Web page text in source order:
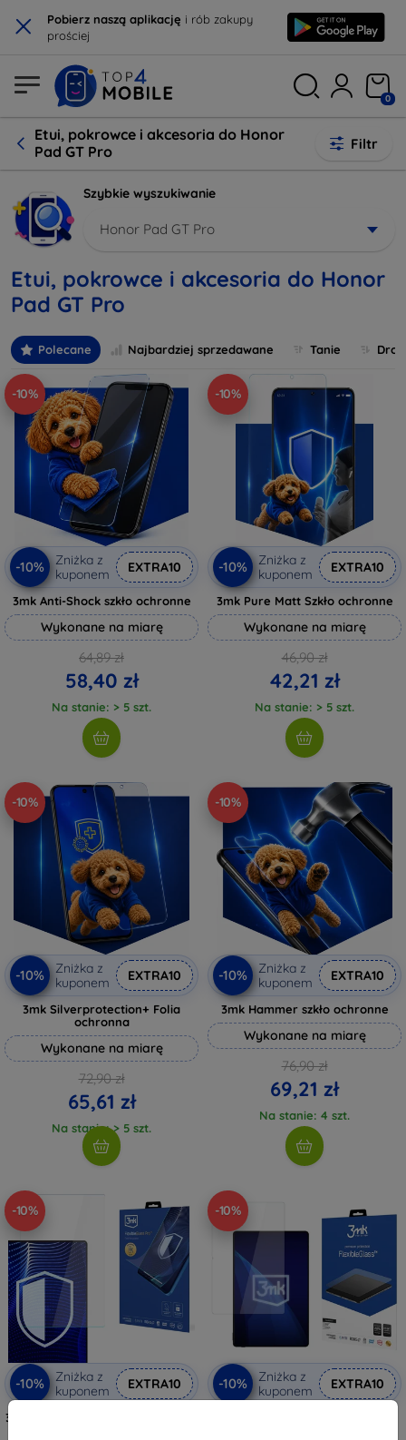
× Pobierz naszą aplikację i rób zakupy
prościej
0
Etui, pokrowce i akcesoria do Honor
Pad GT Pro
Filtr
Szybkie wyszukiwanie
Honor Pad GT Pro
Etui, pokrowce i akcesoria do Honor
Pad GT Pro
Polecane Najbardziej sprzedawane Tanie
-10%
-10%
Zniżka z
kuponem
EXTRA10
3mk Anti-Shock szkło ochronne
Wykonane na miarę
64,89 zł
58,40 zł
Na stanie: > 5 szt.
-10%
-10%
Zniżka z
kuponem
EXTRA10
3mk Pure Matt Szkło ochronne
Wykonane na miarę
46,90 zł
42,21 zł
Na stanie: > 5 szt.
-10%
-10%
Zniżka z
kuponem
EXTRA10
3mk Silverprotection+ Folia
ochronna
Wykonane na miarę
72,90 zł
65,61 zł
Na stanie: > 5 szt.
-10%
-10%
Zniżka z
kuponem
EXTRA10
3mk Hammer szkło ochronne
Wykonane na miarę
76,90 zł
69,21 zł
Na stanie: 4 szt.
-10%
-10%
Zniżka z
kuponem
EXTRA10
3mk FlexibleGlass Pro hybrydowa
-10%
-10%
Zniżka z
kuponem
EXTRA10